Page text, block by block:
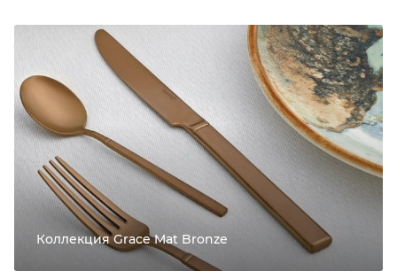
Коллекция Grace Mat Bronze